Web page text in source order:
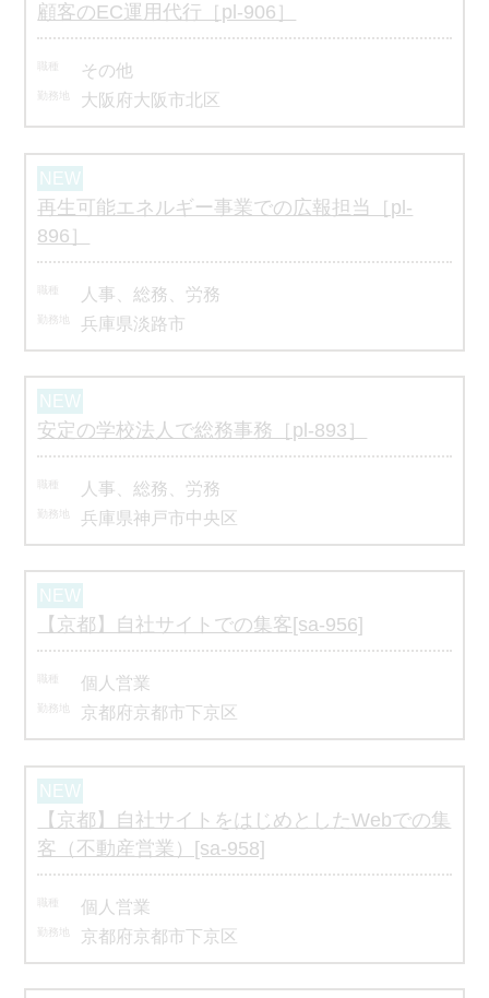
顧客のEC運用代行［pl-906］
その他
大阪府大阪市北区
再生可能エネルギー事業での広報担当［pl-
896］
人事、総務、労務
兵庫県淡路市
安定の学校法人で総務事務［pl-893］
人事、総務、労務
兵庫県神戸市中央区
【京都】自社サイトでの集客[sa-956]
個人営業
京都府京都市下京区
【京都】自社サイトをはじめとしたWebでの集
客（不動産営業）[sa-958]
個人営業
京都府京都市下京区